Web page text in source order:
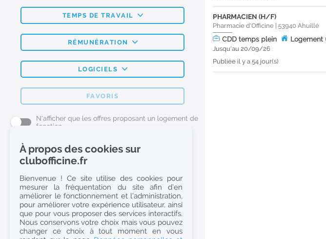
TEMPS DE TRAVAIL
RÉMUNÉRATION
LOGICIELS
FAVORIS
N'afficher que les offres proposant un logement de
fonction
L'emploi Pharmacie par métier
Pharmacien (H/F)
Préparateur en Pharmacie (H/F)
Etudiant en Pharmacie (H/F)
Etudiant en Pharmacie 6e année validée (H/F)
Conseiller Dermo Cosmetique - Esthéticienne (H/F)
PHARMACIEN (H/F)
Pharmacie d'Officine |53940Ahuillé
CDDtemps plein Logement
Jusqu'au 20/09/26
Publiée il y a 54 jour(s)
À propos des cookies sur
clubofficine.fr
Bienvenue ! Ce site utilise des cookies pour
mesurer la fréquentation du site afin d’en
améliorer le fonctionnement et l’administration,
pour améliorer votre expérience utilisateur, ainsi
que pour vous proposer des services interactifs.
Nous conservons votre choix mais vous pouvez
changer ce choix à tout moment en vous